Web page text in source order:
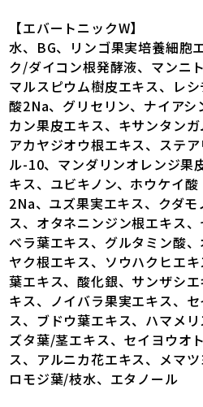
【エバートニックW】
水、BG、リンゴ果実培養細胞
ク/ダイコン根発酵液、マンニ
マルスピウム樹皮エキス、レ
酸2Na、グリセリン、ナイアシ
カン果皮エキス、キサンタンガ
アカヤジオウ根エキス、ステ
ル-10、マンダリンオレンジ果
キス、ユビキノン、ホウケイ
2Na、ユズ果実エキス、クダ
ス、オタネニンジン根エキス
ベラ葉エキス、グルタミン酸
ヤク根エキス、ソウハクヒエ
葉エキス、酸化銀、サンザシ
キス、ノイバラ果実エキス、
ス、ブドウ葉エキス、ハマメ
ズタ葉/茎エキス、セイヨウオ
ス、アルニカ花エキス、メマ
ロモジ葉/枝水、エタノール